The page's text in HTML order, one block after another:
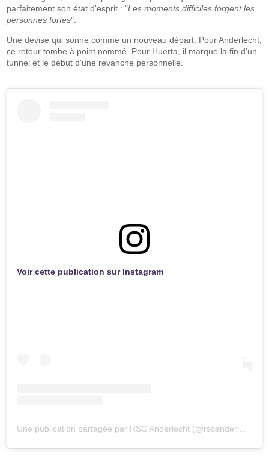
parfaitement son état d'esprit : "Les moments difficiles forgent les
personnes fortes".
Une devise qui sonne comme un nouveau départ. Pour Anderlecht,
ce retour tombe à point nommé. Pour Huerta, il marque la fin d'un
tunnel et le début d'une revanche personnelle.
Voir cette publication sur Instagram